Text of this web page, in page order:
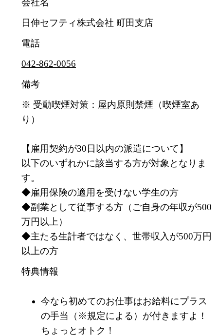
会社名
日伸セフティ株式会社 町田支店
電話
042-862-0056
備考
※ 受動喫煙対策：屋内原則禁煙（喫煙室あ
り）
【雇用契約が30日以内の派遣について】
以下のいずれかに該当する方が対象となりま
す。
◆雇用保険の適用を受けない学生の方
◆副業として従事する方（ご自身の年収が500
万円以上）
◆主たる生計者ではなく、世帯収入が500万円
以上の方
特典情報
今なら初めてのお仕事はお給料にプラス
の手当（※規定による）が付きますよ！
ちょっとオトク！